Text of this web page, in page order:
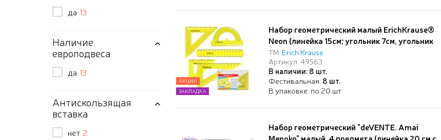
да 13
Наличие
европодвеса
да 13
Антискользящая
вставка
нет 2
Набор геометрический малый ErichKrause®
Neon (линейка 15см; угольник 7см, угольник
9см, угольник 13см, транспортир), желтый, в
zip пакете
ТМ: Erich Krause
Артикул: 49563
В наличии: 8 шт.
Фестивальная: 8 шт.
В упаковке: по 20 шт
АКЦИЯ
ЗАКЛАДКА
Набор геометрический "deVENTE. Amai